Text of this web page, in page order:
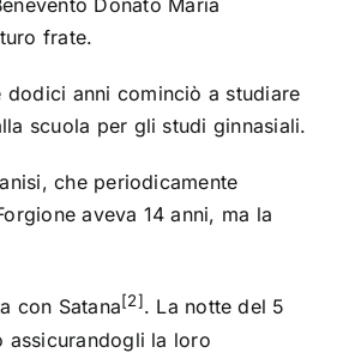
Donato Maria
frate.
anni cominciò a studiare
scuola per gli studi ginnasiali.
che periodicamente
aveva 14 anni, ma la
con Satana[2]. La notte del 5
assicurandogli la loro